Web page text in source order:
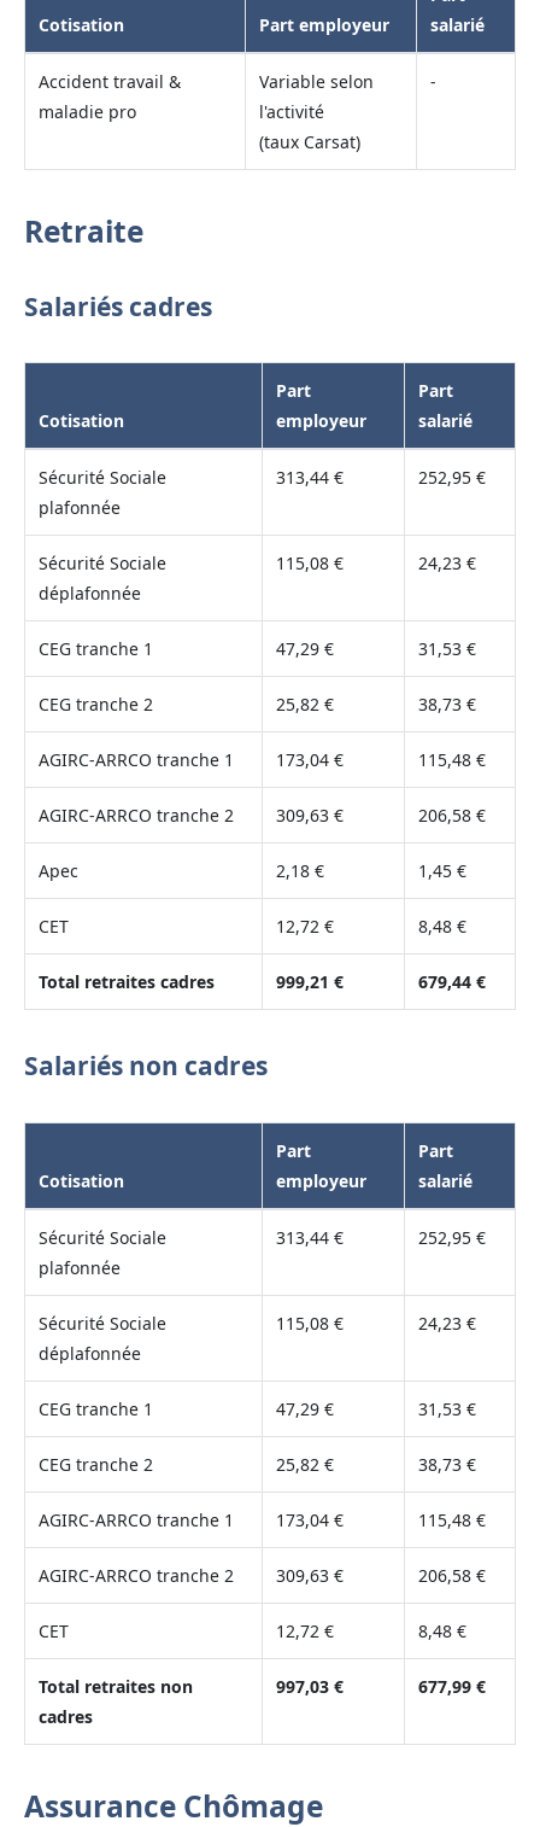
Cotisation Part employeur
salarié
Accident travail &
maladie pro
Variable selon
l'activité
(taux Carsat)
-
Retraite
Salariés cadres
Cotisation
Part
employeur
Part
salarié
Sécurité Sociale
plafonnée
313,44 € 252,95 €
Sécurité Sociale
déplafonnée
115,08 € 24,23 €
CEG tranche 1 47,29 € 31,53 €
CEG tranche 2 25,82 € 38,73 €
AGIRC-ARRCO tranche 1 173,04 € 115,48 €
AGIRC-ARRCO tranche 2 309,63 € 206,58 €
Apec 2,18 € 1,45 €
CET 12,72 € 8,48 €
Total retraites cadres 999,21 € 679,44 €
Salariés non cadres
Cotisation
Part
employeur
Part
salarié
Sécurité Sociale
plafonnée
313,44 € 252,95 €
Sécurité Sociale
déplafonnée
115,08 € 24,23 €
CEG tranche 1 47,29 € 31,53 €
CEG tranche 2 25,82 € 38,73 €
AGIRC-ARRCO tranche 1 173,04 € 115,48 €
AGIRC-ARRCO tranche 2 309,63 € 206,58 €
CET 12,72 € 8,48 €
Total retraites non
cadres
997,03 € 677,99 €
Assurance Chômage